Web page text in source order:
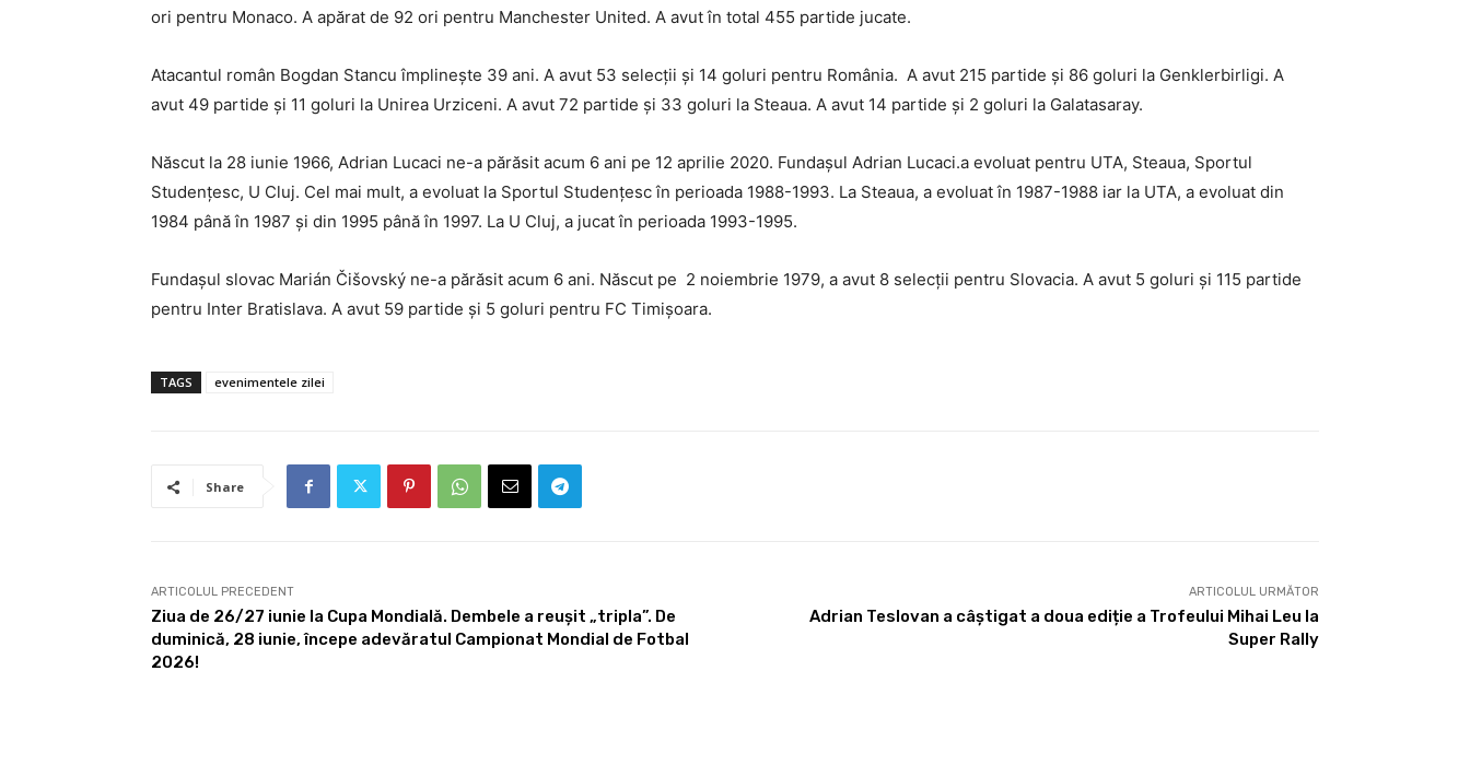
ori pentru Monaco. A apărat de 92 ori pentru Manchester United. A avut în total 455 partide jucate.
Atacantul român Bogdan Stancu împlinește 39 ani. A avut 53 selecții și 14 goluri pentru România. A avut 215 partide și 86 goluri la Genklerbirligi. A
avut 49 partide și 11 goluri la Unirea Urziceni. A avut 72 partide și 33 goluri la Steaua. A avut 14 partide și 2 goluri la Galatasaray.
Născut la 28 iunie 1966, Adrian Lucaci ne-a părăsit acum 6 ani pe 12 aprilie 2020. Fundașul Adrian Lucaci.a evoluat pentru UTA, Steaua, Sportul
Studențesc, U Cluj. Cel mai mult, a evoluat la Sportul Studențesc în perioada 1988-1993. La Steaua, a evoluat în 1987-1988 iar la UTA, a evoluat din
1984 până în 1987 și din 1995 până în 1997. La U Cluj, a jucat în perioada 1993-1995.
Fundașul slovac Marián Čišovský ne-a părăsit acum 6 ani. Născut pe 2 noiembrie 1979, a avut 8 selecții pentru Slovacia. A avut 5 goluri și 115 partide
pentru Inter Bratislava. A avut 59 partide și 5 goluri pentru FC Timișoara.
TAGS evenimentele zilei
Share
ARTICOLUL PRECEDENT
Ziua de 26/27 iunie la Cupa Mondială. Dembele a reușit „tripla”. De
duminică, 28 iunie, începe adevăratul Campionat Mondial de Fotbal
2026!
ARTICOLUL URMĂTOR
Adrian Teslovan a câștigat a doua ediție a Trofeului Mihai Leu la
Super Rally